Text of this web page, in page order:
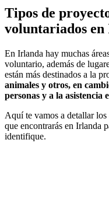
Tipos de
voluntariados
En Irlanda hay muchas
voluntario, además de
están más destinados a la
animales y otros, en
personas y a la asistencia
Aquí te vamos a detallar
que encontrarás en Irlanda
identifique.